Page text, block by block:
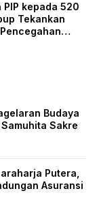
PIP kepada 520
Tekankan
Budaya
Sakre
Putera,
Asuransi